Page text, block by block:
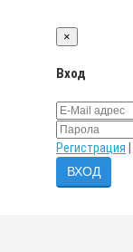
×
Вход
Регистрация